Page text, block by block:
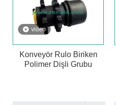
video
Konveyör Rulo Biriken
Polimer Dişli Grubu